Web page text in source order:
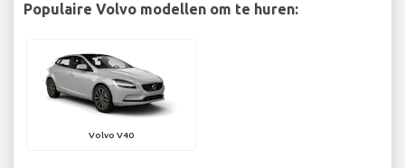
Populaire Volvo modellen om te huren:
Volvo V40